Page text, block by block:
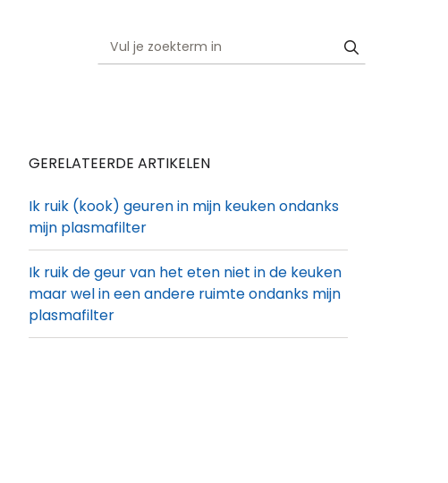
GERELATEERDE ARTIKELEN
Ik ruik (kook) geuren in mijn keuken ondanks
mijn plasmafilter
Ik ruik de geur van het eten niet in de keuken
maar wel in een andere ruimte ondanks mijn
plasmafilter